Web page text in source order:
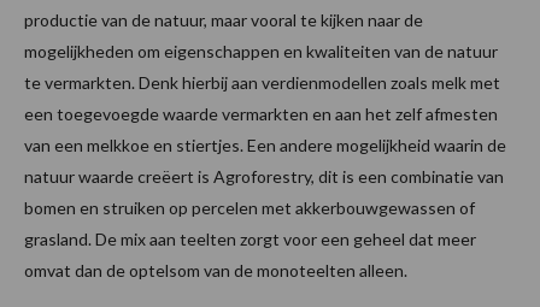
productie van de natuur, maar vooral te kijken naar de
mogelijkheden om eigenschappen en kwaliteiten van de natuur
te vermarkten. Denk hierbij aan verdienmodellen zoals melk met
een toegevoegde waarde vermarkten en aan het zelf afmesten
van een melkkoe en stiertjes. Een andere mogelijkheid waarin de
natuur waarde creëert is Agroforestry, dit is een combinatie van
bomen en struiken op percelen met akkerbouwgewassen of
grasland. De mix aan teelten zorgt voor een geheel dat meer
omvat dan de optelsom van de monoteelten alleen.